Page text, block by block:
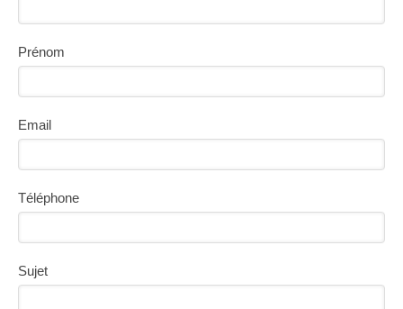
Prénom
Email
Téléphone
Sujet